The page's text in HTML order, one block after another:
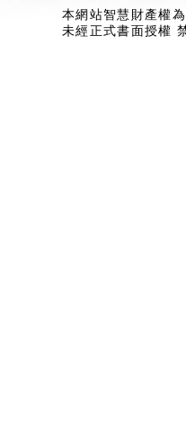
本網站智慧財產權
未經正式書面授權